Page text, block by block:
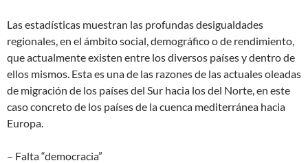
Las estadísticas muestran las profundas desigualdades
regionales, en el ámbito social, demográfico o de rendimiento,
que actualmente existen entre los diversos países y dentro de
ellos mismos. Esta es una de las razones de las actuales oleadas
de migración de los países del Sur hacia los del Norte, en este
caso concreto de los países de la cuenca mediterránea hacia
Europa.
– Falta “democracia”